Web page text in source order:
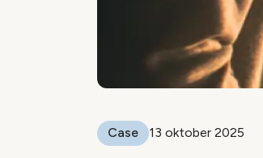
Case 13 oktober 2025